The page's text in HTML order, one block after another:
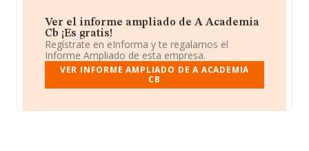
Ver el informe ampliado de A Academia
Cb ¡Es gratis!
Regístrate en eInforma y te regalamos el
Informe Ampliado de esta empresa.
VER INFORME AMPLIADO DE A ACADEMIA
CB